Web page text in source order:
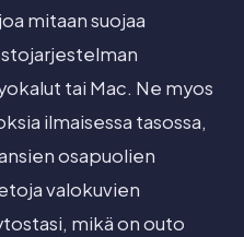
mitaan suojaa
tai Mac. Ne myos
ilmaisessa tasossa,
osapuolien
valokuvien
mikä on outo